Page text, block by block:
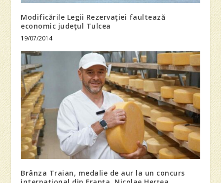
Modificările Legii Rezervaţiei faultează
economic judeţul Tulcea
19/07/2014
Brânza Traian, medalie de aur la un concurs